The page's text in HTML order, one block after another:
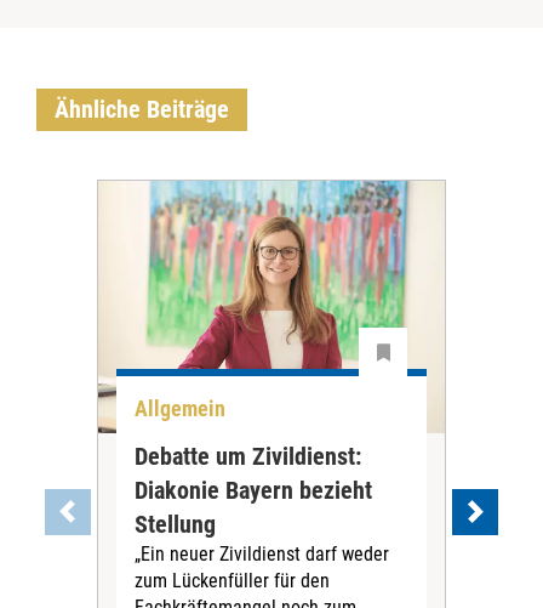
Ähnliche Beiträge
Allgemein
Debatte um Zivildienst:
Diakonie Bayern bezieht
Stellung
„Ein neuer Zivildienst darf weder
zum Lückenfüller für den